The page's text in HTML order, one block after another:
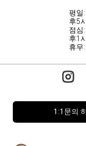
평일
후5시
점심
후1시
휴무
1:1문의